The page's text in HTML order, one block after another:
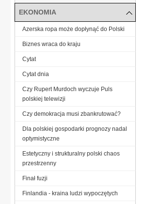
EKONOMIA
Azerska ropa może dopłynąć do Polski
Biznes wraca do kraju
Cytat
Cytat dnia
Czy Rupert Murdoch wyczuje Puls
polskiej telewizji
Czy demokracja musi zbankrutować?
Dla polskiej gospodarki prognozy nadal
optymistyczne
Estetyczny i strukturalny polski chaos
przestrzenny
Finał fuzji
Finlandia - kraina ludzi wypoczętych